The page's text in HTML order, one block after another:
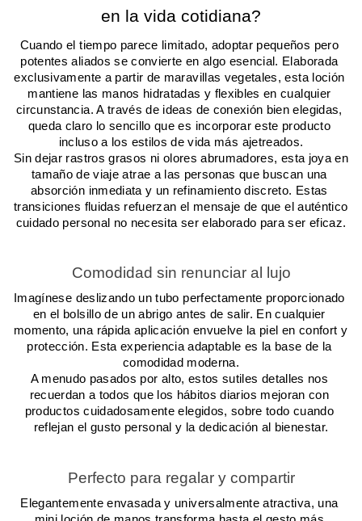
en la vida cotidiana?
Cuando el tiempo parece limitado, adoptar pequeños pero
potentes aliados se convierte en algo esencial. Elaborada
exclusivamente a partir de maravillas vegetales, esta loción
mantiene las manos hidratadas y flexibles en cualquier
circunstancia. A través de ideas de conexión bien elegidas,
queda claro lo sencillo que es incorporar este producto
incluso a los estilos de vida más ajetreados.
Sin dejar rastros grasos ni olores abrumadores, esta joya en
tamaño de viaje atrae a las personas que buscan una
absorción inmediata y un refinamiento discreto. Estas
transiciones fluidas refuerzan el mensaje de que el auténtico
cuidado personal no necesita ser elaborado para ser eficaz.
Comodidad sin renunciar al lujo
Imagínese deslizando un tubo perfectamente proporcionado
en el bolsillo de un abrigo antes de salir. En cualquier
momento, una rápida aplicación envuelve la piel en confort y
protección. Esta experiencia adaptable es la base de la
comodidad moderna.
A menudo pasados por alto, estos sutiles detalles nos
recuerdan a todos que los hábitos diarios mejoran con
productos cuidadosamente elegidos, sobre todo cuando
reflejan el gusto personal y la dedicación al bienestar.
Perfecto para regalar y compartir
Elegantemente envasada y universalmente atractiva, una